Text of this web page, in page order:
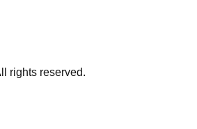
rights reserved.